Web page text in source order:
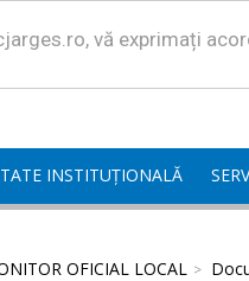
vă exprimați
INSTITUȚIONALĂ
OFICIAL LOCAL